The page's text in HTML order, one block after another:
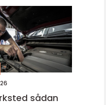
sådan